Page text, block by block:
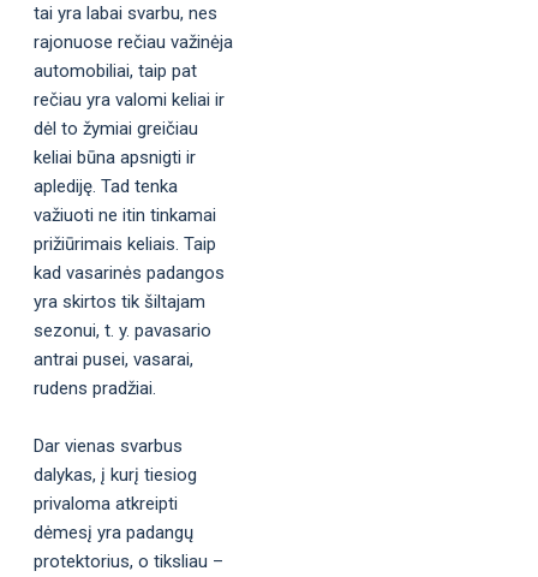
tai yra labai svarbu, nes
rajonuose rečiau važinėja
automobiliai, taip pat
rečiau yra valomi keliai ir
dėl to žymiai greičiau
keliai būna apsnigti ir
aplediję. Tad tenka
važiuoti ne itin tinkamai
prižiūrimais keliais. Taip
kad vasarinės padangos
yra skirtos tik šiltajam
sezonui, t. y. pavasario
antrai pusei, vasarai,
rudens pradžiai.
Dar vienas svarbus
dalykas, į kurį tiesiog
privaloma atkreipti
dėmesį yra padangų
protektorius, o tiksliau –